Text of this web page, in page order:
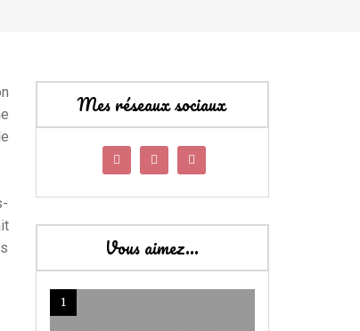
Mes réseaux sociaux
Vous aimez…
1